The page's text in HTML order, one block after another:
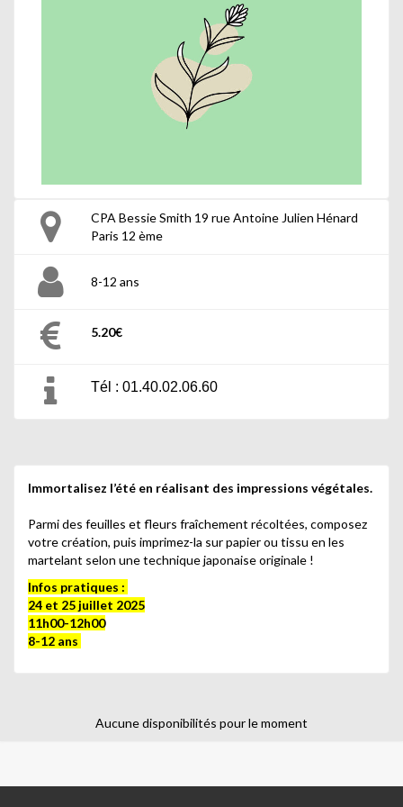
CPA Bessie Smith 19 rue Antoine Julien Hénard
Paris 12 ème
8-12 ans
5.20€
Tél : 01.40.02.06.60
Immortalisez l’été en réalisant des impressions végétales.
Parmi des feuilles et fleurs fraîchement récoltées, composez
votre création, puis imprimez-la sur papier ou tissu en les
martelant selon une technique japonaise originale !
Infos pratiques :
24 et 25 juillet 2025
11h00-12h00
8-12 ans
Aucune disponibilités pour le moment